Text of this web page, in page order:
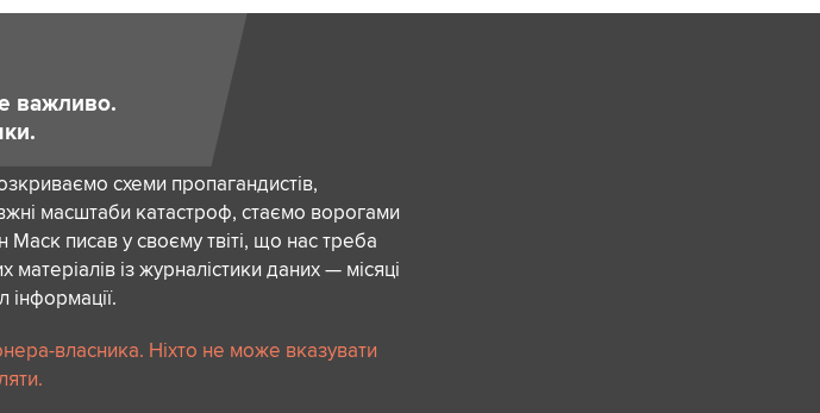
важливо.
схеми пропагандистів,
масштаби катастроф, стаємо ворогами
писав у своєму твіті, що нас треба
із журналістики даних — місяці
інформації.
власника. Ніхто не може вказувати